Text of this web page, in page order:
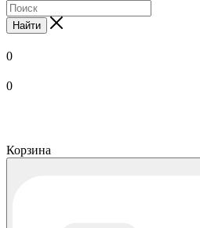
Найти
0
0
Корзина